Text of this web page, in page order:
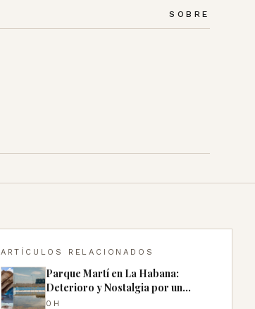
SOBRE
ARTÍCULOS RELACIONADOS
Parque Martí en La Habana:
Deterioro y Nostalgia por un
Espacio Emblemático
0H